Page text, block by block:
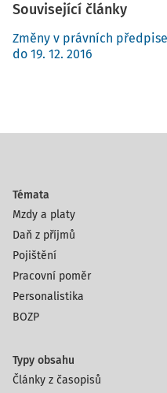
Související články
Změny v právních
do 19. 12. 2016
Témata
Mzdy a platy
Daň z příjmů
Pojištění
Pracovní poměr
Personalistika
BOZP
Typy obsahu
Články z časopisů